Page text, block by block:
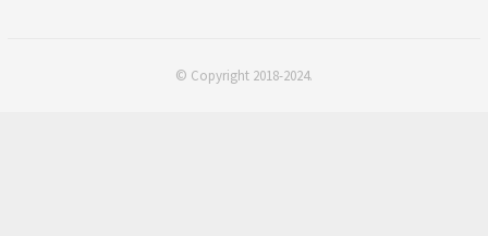
© Copyright 2018-2024.